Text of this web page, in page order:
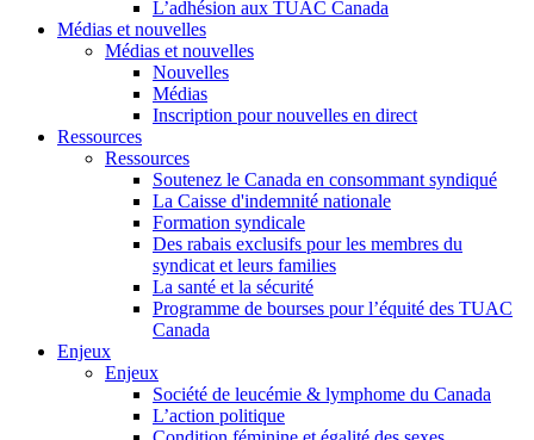
L’adhésion aux TUAC Canada
Médias et nouvelles
Médias et nouvelles
Nouvelles
Médias
Inscription pour nouvelles en direct
Ressources
Ressources
Soutenez le Canada en consommant syndiqué
La Caisse d'indemnité nationale
Formation syndicale
Des rabais exclusifs pour les membres du
syndicat et leurs families
La santé et la sécurité
Programme de bourses pour l’équité des TUAC
Canada
Enjeux
Enjeux
Société de leucémie & lymphome du Canada
L’action politique